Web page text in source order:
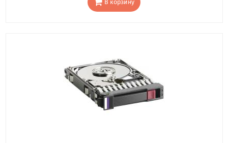
В корзину